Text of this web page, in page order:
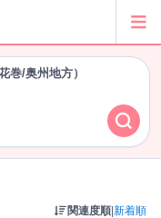
巻/奥州地方）
関連度順 新着順